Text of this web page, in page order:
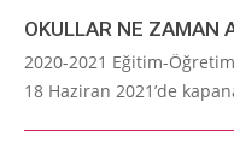
OKULLAR NE ZAMAN
2020-2021 Eğitim-Öğretim
18 Haziran 2021’de